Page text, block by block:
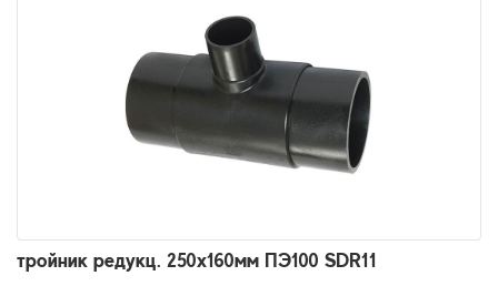
тройник редукц. 250х160мм ПЭ100 SDR11